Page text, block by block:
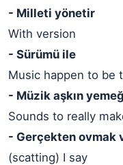
- Milleti yönetir
With version
- Sürümü ile
Music happen to be
- Müzik aşkın
Sounds to really
- Gerçekten ovmak
(scatting) I say